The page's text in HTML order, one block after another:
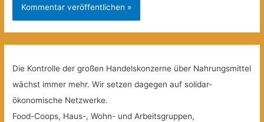
Die Kontrolle der großen Handelskonzerne über Nahrungsmittel
wächst immer mehr. Wir setzen dagegen auf solidar-
ökonomische Netzwerke.
Food-Coops, Haus-, Wohn- und Arbeitsgruppen,